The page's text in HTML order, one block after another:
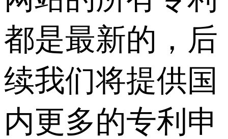
都是最新的，后
续我们将提供国
内更多的专利申